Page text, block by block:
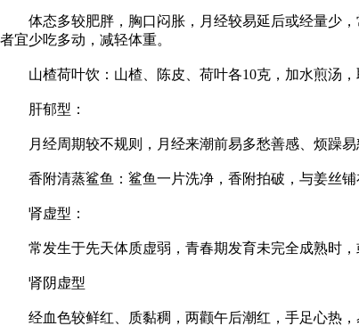
体态多较肥胖，胸口闷胀，月经较易延后或经量少，
者宜少吃多动，减轻体重。
山楂荷叶饮：山楂、陈皮、荷叶各10克，加水煎汤，
肝郁型：
月经周期较不规则，月经来潮前易多愁善感、烦躁易
香附清蒸鲨鱼：鲨鱼一片洗净，香附拍破，与姜丝铺
肾虚型：
常发生于先天体质虚弱，青春期发育未完全成熟时，
肾阴虚型
经血色较鲜红、质黏稠，两颧午后潮红，手足心热，